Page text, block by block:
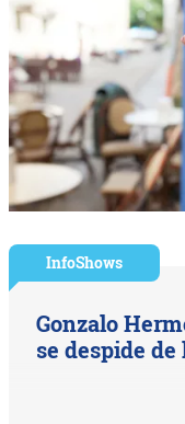
InfoShows
Gonzalo
se despide